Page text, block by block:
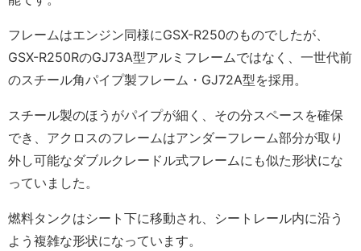
フレームはエンジン同様にGSX-R250のものでしたが、
GSX-R250RのGJ73A型アルミフレームではなく、一世代前
のスチール角パイプ製フレーム・GJ72A型を採用。
スチール製のほうがパイプが細く、その分スペースを確保
でき、アクロスのフレームはアンダーフレーム部分が取り
外し可能なダブルクレードル式フレームにも似た形状にな
っていました。
燃料タンクはシート下に移動され、シートレール内に沿う
よう複雑な形状になっています。